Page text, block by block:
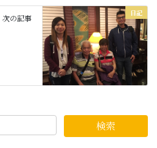
日記
次の記事